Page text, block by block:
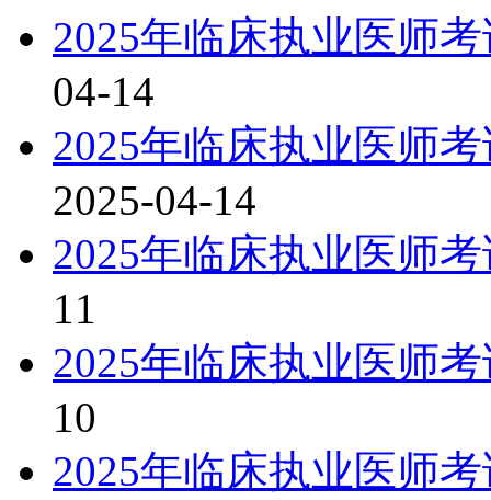
2025年临床执业医师
04-14
2025年临床执业医师
2025-04-14
2025年临床执业医师
11
2025年临床执业医师
10
2025年临床执业医师